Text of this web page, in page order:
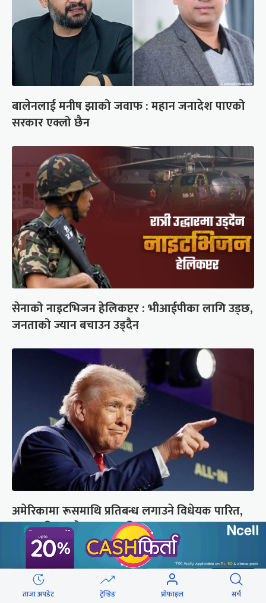
बालेनलाई मनीष झाको जवाफ : महान जनादेश पाएको
सरकार एक्लो छैन
सेनाको नाइटभिजन हेलिकप्टर : भीआईपीका लागि उड्छ,
जनताको ज्यान बचाउन उड्दैन
अमेरिकामा रूसमाथि प्रतिबन्ध लगाउने विधेयक पारित,
भारतसहित ५ देशमा शतप्रतिशत भन्सार शुल्क
ताजा अपडेट ट्रेन्डिङ प्रोफाइल सर्च